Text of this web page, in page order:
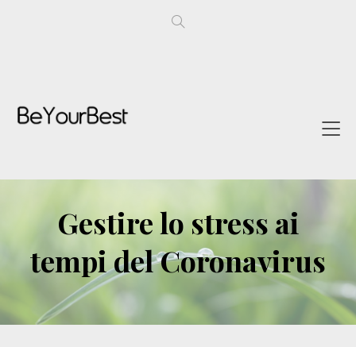
Gestire lo stress ai
tempi del Coronavirus